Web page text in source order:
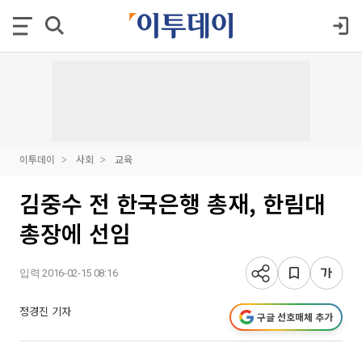
이투데이 사회 교육
김중수 전 한국은행 총재, 한림대
총장에 선임
입력 2016-02-15 08:16
정경진 기자 구글 선호매체 추가